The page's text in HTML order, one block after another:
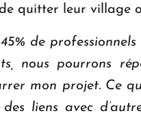
quitter leur village
de
nous pourrons
mon projet. Ce
liens avec